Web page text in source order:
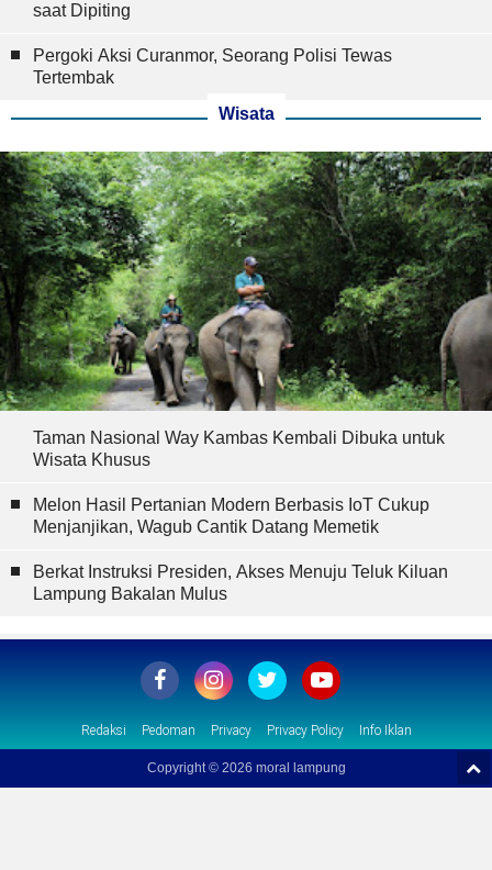
saat Dipiting
Pergoki Aksi Curanmor, Seorang Polisi Tewas
Tertembak
Wisata
Taman Nasional Way Kambas Kembali Dibuka untuk
Wisata Khusus
Melon Hasil Pertanian Modern Berbasis IoT Cukup
Menjanjikan, Wagub Cantik Datang Memetik
Berkat Instruksi Presiden, Akses Menuju Teluk Kiluan
Lampung Bakalan Mulus
Redaksi Pedoman Privacy Privacy Policy Info Iklan
Copyright © 2026 moral lampung